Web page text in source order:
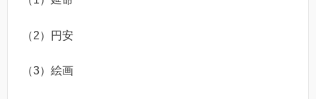
（2）円安
（3）絵画